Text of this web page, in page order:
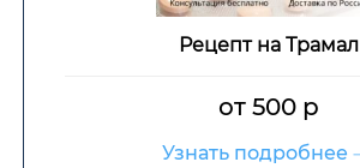
Рецепт на Трамал
от 500 р
Узнать подробнее